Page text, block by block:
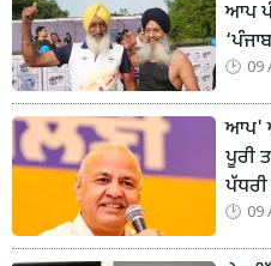
ਆਪ
09
ਆਪ'
ਪੂਰੀ
09